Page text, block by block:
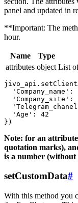
panel and updated in
**Important: The
hour.
Name Type
attributes object List
'Company_name':
'Company_site':
  'Age': 42
Note: for an
quotation marks),
is a number
setCustomData#
With this method you